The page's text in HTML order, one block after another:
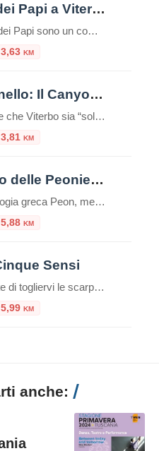
Terme dei Papi a Viterbo
Le Terme dei Papi sono un complesso termale situato nella città di Viterbo, nel Lazio.Queste terme sono conosciute per la loro storia antica e la reputazione di offrire benefici per la salute e il benessere. Storia e Origine delle Terme dei Papi Le Terme dei Papi hanno una lunga storia che risale all’epoca romana.Il nome […]
km
L’Arcionello: Il Canyon Segreto alle Porte di Viterbo
Se pensate che Viterbo sia “solo” il Palazzo dei Papi e le terme, preparatevi a una sorpresa. A pochi passi dalle mura medievali della città, un cuneo di verde selvaggio si insinua verso il cuore della Tuscia: è la Riserva Naturale Regionale della Valle dell’Arcionello. Per un turista, scoprire l’Arcionello è come trovare un passaggio […]
km
Giardino delle Peonie – Centro Botanico Moutan
Nella mitologia greca Peon, medico degli dei e allievo di Esculapio, curò Plutone da una ferita usando proprio radici di peonia. Il dio, per ringraziarlo, donò a Peon l’immortalità trasformandolo in un fiore: la peonia. Il Centro Botanico Moutan Il giardino del Centro Botanico Moutan è rinomato per la sua collezione di peonie di origine […]
km
Sensi
Immaginate di togliervi le scarpe, abbandonare per qualche ora lo smartphone e immergervi completamente nella natura, riscoprendo il mondo attraverso il tatto, l’udito, l’olfatto, la vista e persino il gusto. Non è la descrizione di un sogno, ma l’esperienza reale che vi attende al Parco Cinque Sensi di Vitorchiano, un’oasi unica nel cuore della Tuscia […]
km
anche: